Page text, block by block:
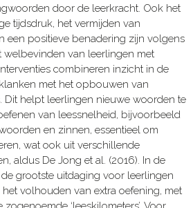
door de leerkracht. Ook het
tijdsdruk, het vermijden van
een positieve benadering zijn volgens
welbevinden van leerlingen met
combineren inzicht in de
met het opbouwen van
Dit helpt leerlingen nieuwe woorden te
van leessnelheid, bijvoorbeeld
en zinnen, essentieel om
wat ook uit verschillende
aldus De Jong et al. (2016). In de
grootste uitdaging voor leerlingen
volhouden van extra oefening, met